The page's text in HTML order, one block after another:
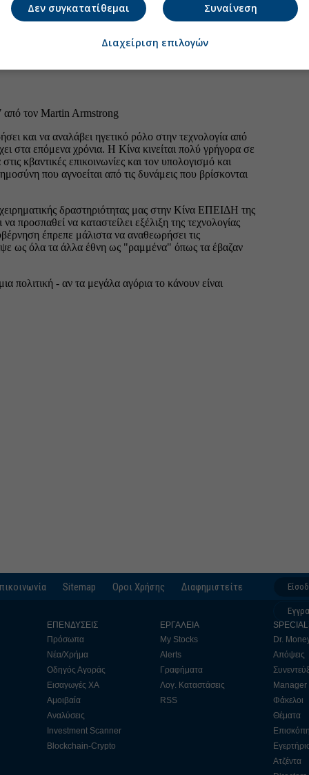
Μάιος
10
Τι
Sitemap Οροι Χρήσης Διαφημιστείτε
ΕΠΕΝΔΥΣΕΙΣ
Πρόσωπα
Νέα/Χρήμα
Οδηγός Αγοράς
Εισαγωγές ΧΑ
Αμοιβαία
Αναλύσεις
Investment Scanner
Blockchain-Crypto
ΕΡΓΑΛΕΙΑ
My Stocks
Alerts
Γραφήματα
Λογ. Καταστάσεις
RSS
Dr.
Απόψεις
Manager
Φάκελοι
Θέματα
Ατζέντα
Συναίνεση
Δεν συγκατατίθεμαι
Διαχείριση επιλογών